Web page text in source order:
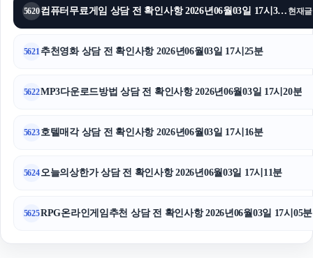
5620 컴퓨터무료게임 상담 전 확인사항 2026년06월03일 17시30분 현재글
5621 추천영화 상담 전 확인사항 2026년06월03일 17시25분
5622MP3다운로드방법 상담 전 확인사항 2026년06월03일 17시20분
5623호텔매각 상담 전 확인사항 2026년06월03일 17시16분
5624오늘의상한가 상담 전 확인사항 2026년06월03일 17시11분
5625RPG온라인게임추천 상담 전 확인사항 2026년06월03일 17시05분